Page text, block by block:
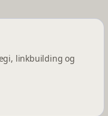
linkbuilding og